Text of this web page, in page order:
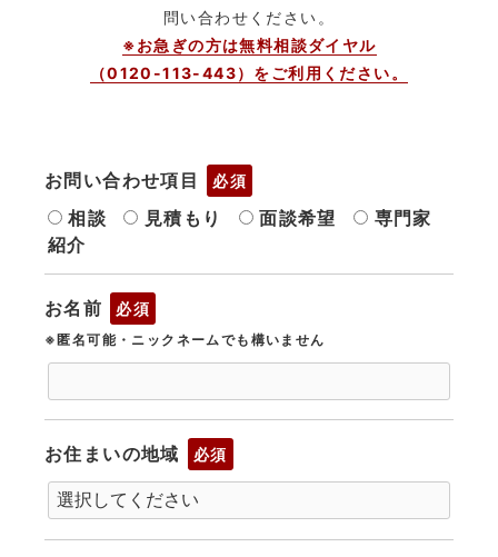
問い合わせください。
※お急ぎの方は無料相談ダイヤル
（0120-113-443）をご利用ください。
お問い合わせ項目 必須
相談 見積もり 面談希望
専門家
紹介
お名前 必須
※匿名可能・ニックネームでも構いません
お住まいの地域 必須